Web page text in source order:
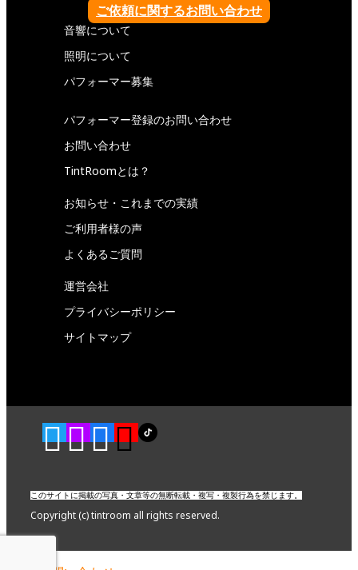
ご依頼に関するお問い合わせ
音響について
照明について
パフォーマー募集
パフォーマー登録のお問い合わせ
お問い合わせ
TintRoomとは？
お知らせ・これまでの実績
ご利用者様の声
よくあるご質問
運営会社
プライバシーポリシー
サイトマップ
このサイトに掲載の写真・文章等の無断転載・複写・複製行為を禁じます。
Copyright (c) tintroom all rights reserved.